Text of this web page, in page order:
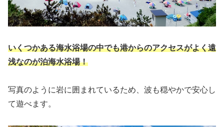
いくつかある海水浴場の中でも港からのアクセスがよく遠
浅なのが泊海水浴場！
写真のように岩に囲まれているため、波も穏やかで安心し
て遊べます。